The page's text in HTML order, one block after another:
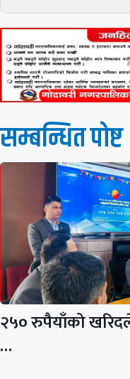
सम्बन्धित पाेष्ट
२५० रुपैयाँको
…